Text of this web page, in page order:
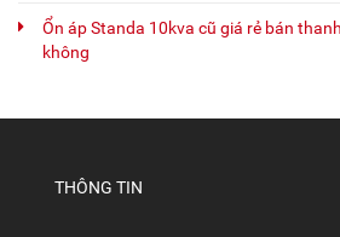
Ổn áp Standa 10kva cũ giá rẻ bán
không
THÔNG TIN